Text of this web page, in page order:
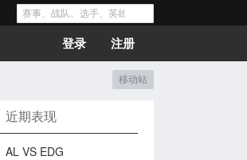
登录 注册
移动站
近期表现
AL VS EDG